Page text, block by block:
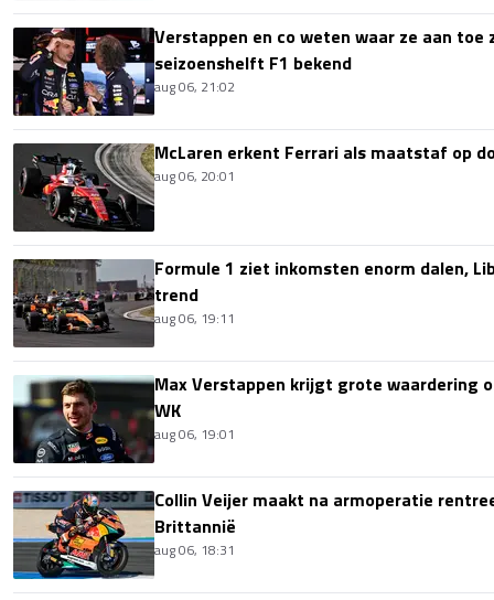
Verstappen en co weten waar ze aan
seizoenshelft F1 bekend
aug 06, 21:02
McLaren erkent Ferrari als maatstaf op
aug 06, 20:01
Formule 1 ziet inkomsten enorm dalen,
trend
aug 06, 19:11
Max Verstappen krijgt grote waardering
WK
aug 06, 19:01
Collin Veijer maakt na armoperatie
Brittannië
aug 06, 18:31